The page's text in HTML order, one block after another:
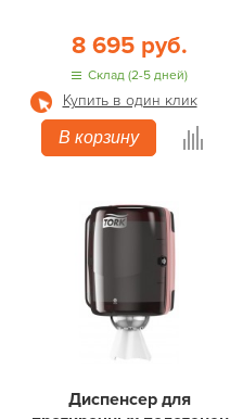
8 695 руб.
Склад (2-5 дней)
Купить в один клик
В корзину
Диспенсер для